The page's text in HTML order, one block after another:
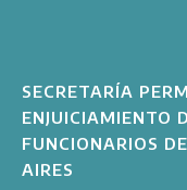
SECRETARÍA
ENJUICIAMIENTO
FUNCIONARIOS
AIRES